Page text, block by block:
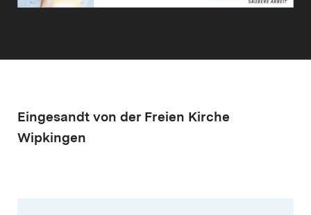
Eingesandt von der Freien Kirche
Wipkingen